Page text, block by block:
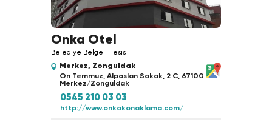
Onka Otel
Belediye Belgeli Tesis
Merkez, Zonguldak
On Temmuz, Alpaslan Sokak, 2 C, 67100
Merkez/Zonguldak
0545 210 03 03
http://www.onkakonaklama.com/